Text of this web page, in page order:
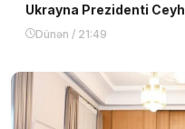
Ukrayna Prezidenti
Dünən / 21:49